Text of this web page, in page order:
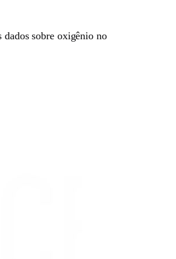
dados sobre oxigênio no